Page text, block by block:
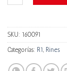
SKU: 160091
Categorías: R1, Rines